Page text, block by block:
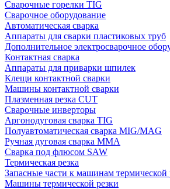
Сварочные горелки TIG
Сварочное оборудование
Автоматическая сварка
Аппараты для сварки пластиковых труб
Дополнительное электросварочное
Контактная сварка
Аппараты для приварки шпилек
Клещи контактной сварки
Машины контактной сварки
Плазменная резка CUT
Сварочные инверторы
Аргонодуговая сварка TIG
Полуавтоматическая сварка MIG/MAG
Ручная дуговая сварка MMA
Сварка под флюсом SAW
Термическая резка
Запасные части к машинам термической
Машины термической резки